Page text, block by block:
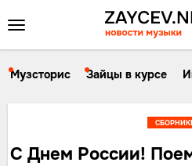
Музсторис Зайцы в курсе
С Днем России!